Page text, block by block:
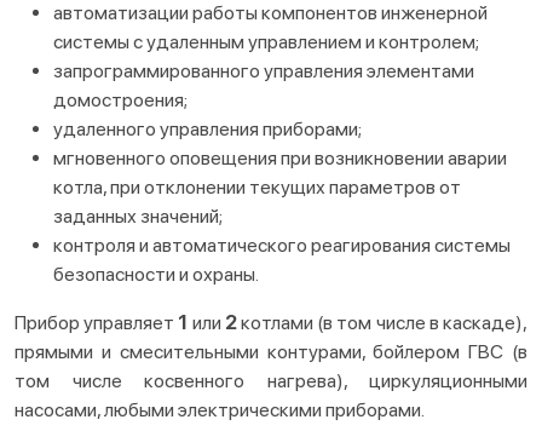
автоматизации работы компонентов инженерной
системы с удаленным управлением и контролем;
запрограммированного управления элементами
домостроения;
удаленного управления приборами;
мгновенного оповещения при возникновении аварии
котла, при отклонении текущих параметров от
заданных значений;
контроля и автоматического реагирования системы
безопасности и охраны.
Прибор управляет 1 или 2котлами (в том числе в каскаде),
прямыми и смесительными контурами, бойлером ГВС (в
том числе косвенного нагрева), циркуляционными
насосами, любыми электрическими приборами.